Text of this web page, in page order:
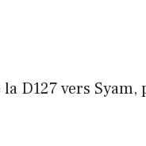
D127 vers Syam,